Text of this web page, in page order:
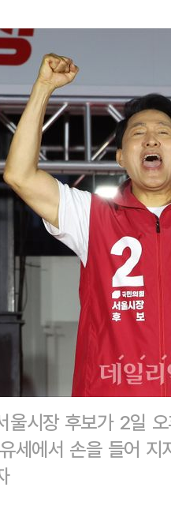
울시장 후보가 2일
세에서 손을 들어